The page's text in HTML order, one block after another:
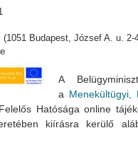
(1051 Budapest, József A. u. 2-
A
a Menekültügyi,
Hatósága online
kiírásra kerülő